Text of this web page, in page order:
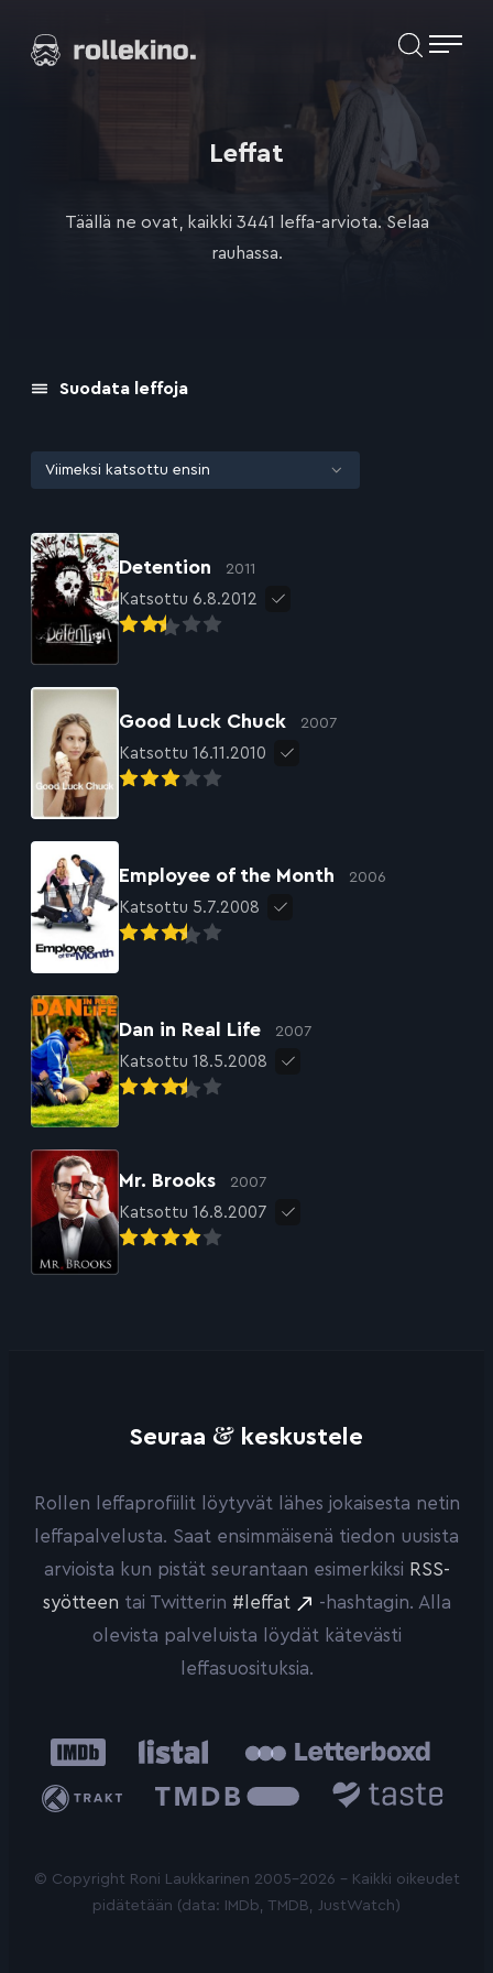
suoraan
Elokuvat ja elokuva-arviot | Rollekino.fi
Leffat
Täällä ne ovat, kaikki 3441 leffa-arviota. Selaa
rauhassa.
Suodata leffoja
Detention 2011
Katsottu 6.8.2012
Good Luck Chuck 2007
Katsottu 16.11.2010
Employee of the Month 2006
Katsottu 5.7.2008
Dan in Real Life 2007
Katsottu 18.5.2008
Mr. Brooks 2007
Katsottu 16.8.2007
Seuraa & keskustele
Rollen leffaprofiilit löytyvät lähes jokaisesta netin
leffapalvelusta. Saat ensimmäisenä tiedon uusista
arvioista kun pistät seurantaan esimerkiksi RSS-
syötteen tai Twitterin #leffat
-hashtagin. Alla
olevista palveluista löydät kätevästi
leffasuosituksia.
IMDb Listal
Trakt
Database
© Copyright Roni Laukkarinen 2005-2026 - Kaikki oikeudet
pidätetään (data: IMDb, TMDB, JustWatch)